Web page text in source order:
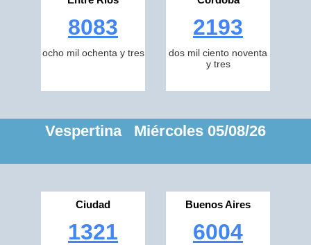
8083
ocho mil ochenta y tres
2193
dos mil ciento noventa
y tres
Vespertina Miércoles 05/08/26
Ciudad
1321
Buenos Aires
6004